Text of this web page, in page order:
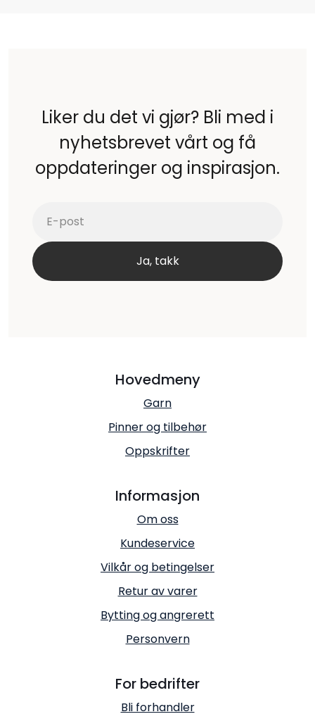
Liker du det vi gjør? Bli med i
nyhetsbrevet vårt og få
oppdateringer og inspirasjon.
Hovedmeny
Garn
Pinner og tilbehør
Oppskrifter
Informasjon
Om oss
Kundeservice
Vilkår og betingelser
Retur av varer
Bytting og angrerett
Personvern
For bedrifter
Bli forhandler